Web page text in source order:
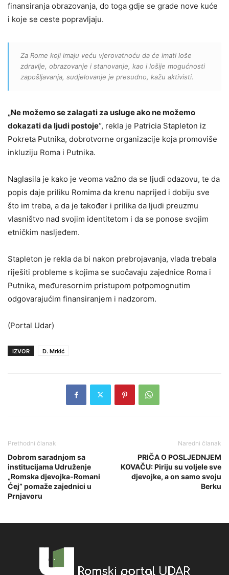
finansiranja obrazovanja, do toga gdje se grade nove kuće
i koje se ceste popravljaju.
Za Rome koji imaju veću vjerovatnoću da će imati loše
zdravlje, obrazovanje i stanovanje, kao i lošije mogućnosti
zapošljavanja, sudjelovanje je presudno, kažu aktivisti.
„Ne možemo se zalagati za usluge ako ne možemo
dokazati da ljudi postoje“, rekla je Patricia Stapleton iz
Pokreta Putnika, dobrotvorne organizacije koja promoviše
inkluziju Roma i Putnika.
Naglasila je kako je veoma važno da se ljudi odazovu, te da
popis daje priliku Romima da krenu naprijed i dobiju sve
što im treba, a da je također i prilika da ljudi preuzmu
vlasništvo nad svojim identitetom i da se ponose svojim
etničkim nasljeđem.
Stapleton je rekla da bi nakon prebrojavanja, vlada trebala
riješiti probleme s kojima se suočavaju zajednice Roma i
Putnika, međuresornim pristupom potpomognutim
odgovarajućim finansiranjem i nadzorom.
(Portal Udar)
IZVOR D. Mrkić
Prethodni članak
Dobrom saradnjom sa
institucijama Udruženje
„Romska djevojka-Romani
Ćej” pomaže zajednici u
Prnjavoru
Naredni članak
PRIČA O POSLJEDNJEM
KOVAČU: Piriju su voljele sve
djevojke, a on samo svoju
Berku